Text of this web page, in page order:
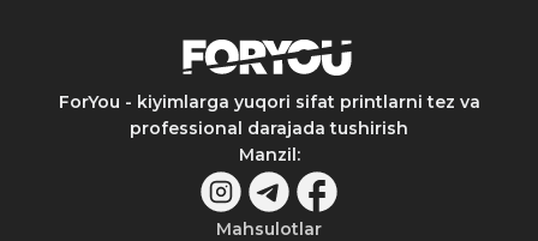
ForYou - kiyimlarga yuqori sifat printlarni tez va
professional darajada tushirish
Manzil:
Mahsulotlar